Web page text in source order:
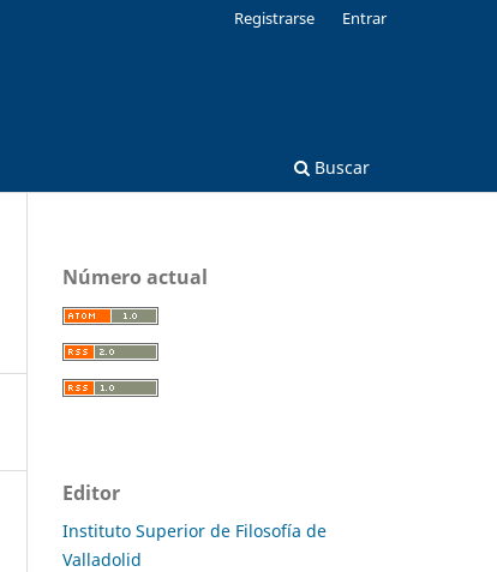
Buscar
Registrarse Entrar
Número actual
Editor
Instituto Superior de Filosofía de
Valladolid